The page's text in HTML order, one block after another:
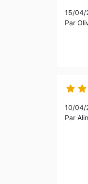
15/04/
Par
 
10/04/
Par